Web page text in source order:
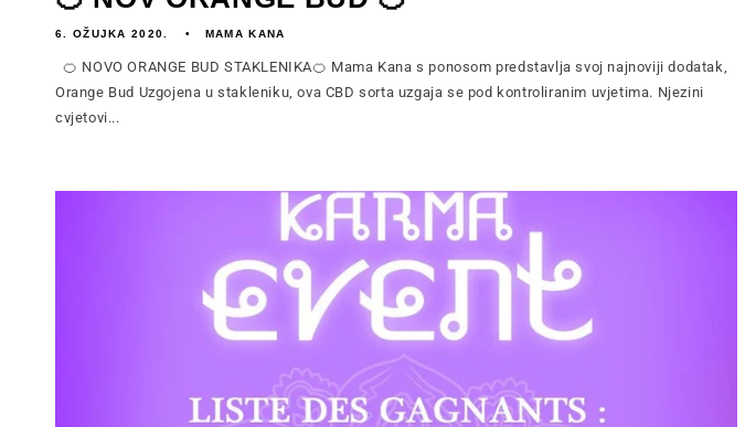
6. OŽUJKA 2020. MAMA KANA
🍊 NOVO ORANGE BUD STAKLENIKA🍊 Mama Kana s ponosom predstavlja svoj najnoviji dodatak,
Orange Bud Uzgojena u stakleniku, ova CBD sorta uzgaja se pod kontroliranim uvjetima. Njezini
cvjetovi...